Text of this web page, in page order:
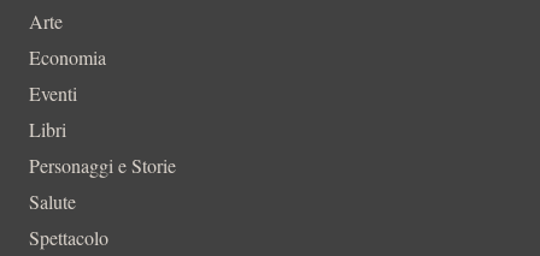
Arte
Economia
Eventi
Libri
Personaggi e Storie
Salute
Spettacolo